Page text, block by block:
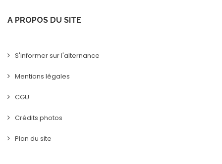
A PROPOS DU SITE
S'informer sur l'alternance
Mentions légales
CGU
Crédits photos
Plan du site